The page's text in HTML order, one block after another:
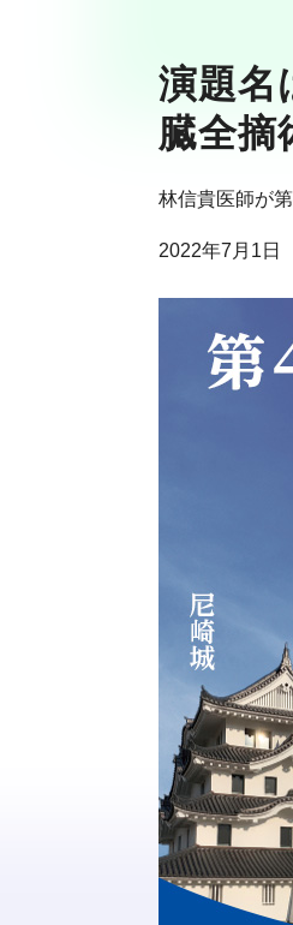
演題名
臓全摘
林信貴医師が
2022年7月1日